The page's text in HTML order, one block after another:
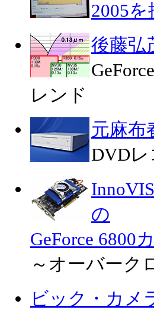
2005
後藤弘
レンド
元麻布
DVD
の
GeForce 6800
～オーバーク
ビック・カメ